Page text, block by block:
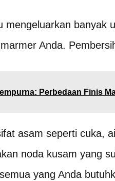
mengeluarkan banyak
Anda.
Perbedaan Finis
asam seperti cuka,
noda kusam yang
yang Anda